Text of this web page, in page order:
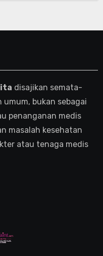
disajikan semata-
bukan sebagai
penanganan medis
masalah kesehatan
atau tenaga medis